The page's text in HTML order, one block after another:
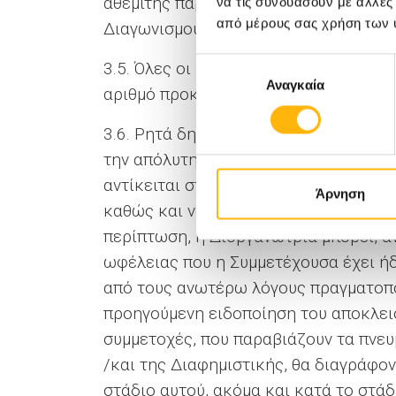
από μέρους σας χρήση των
συγκατάθεσηςΑναγκαία
Άρνηση
Διαγωνισμού, (δ) δεν αντίκειται με
3.5. Όλες οι έγκυρες συμμετοχές
αριθμό προκειμένου να
3.6. Ρητά δηλώνεται ότι η
την απόλυτη διακριτική της
αντίκειται στο νόμο ή τα χρηστά
καθώς και να ακυρώσει εκ των
περίπτωση, η Διοργανώτρια μπορεί,
ωφέλειας που η Συμμετέχουσα έχει
από τους ανωτέρω λόγους
προηγούμενη ειδοποίηση του
συμμετοχές, που παραβιάζουν τα
/και της Διαφημιστικής, θα
στάδιο αυτού, ακόμα και κατά το